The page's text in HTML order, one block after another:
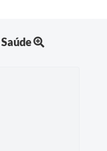
Saúde